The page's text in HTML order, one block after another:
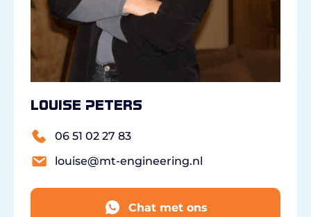
Louise Peters
06 51 02 27 83
louise@mt-engineering.nl
Chat met ons